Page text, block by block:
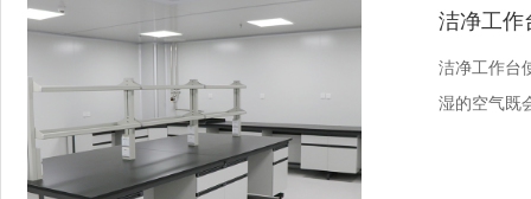
洁净工作
洁净工作台
湿的空气既